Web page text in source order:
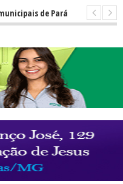
de Pará de Minas no IDEB